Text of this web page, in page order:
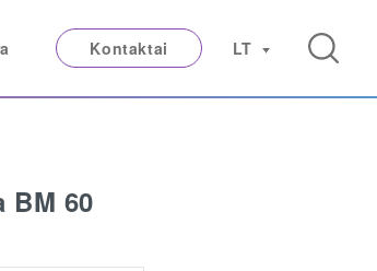
Kontaktai LT
BM 60